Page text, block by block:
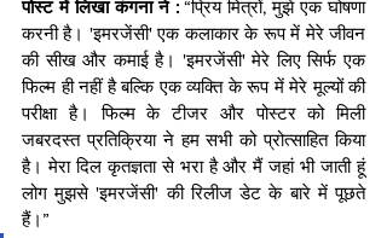
पोस्ट में लिखा कंगना ने : “प्रिय मित्रों, मुझे एक घोषणा
करनी है। 'इमरजेंसी' एक कलाकार के रूप में मेरे जीवन
की सीख और कमाई है। 'इमरजेंसी' मेरे लिए सिर्फ एक
फिल्म ही नहीं है बल्कि एक व्यक्ति के रूप में मेरे मूल्यों की
परीक्षा है। फिल्म के टीजर और पोस्टर को मिली
जबरदस्त प्रतिक्रिया ने हम सभी को प्रोत्साहित किया
है। मेरा दिल कृतज्ञता से भरा है और मैं जहां भी जाती हूं
लोग मुझसे 'इमरजेंसी' की रिलीज डेट के बारे में पूछते
हैं।”